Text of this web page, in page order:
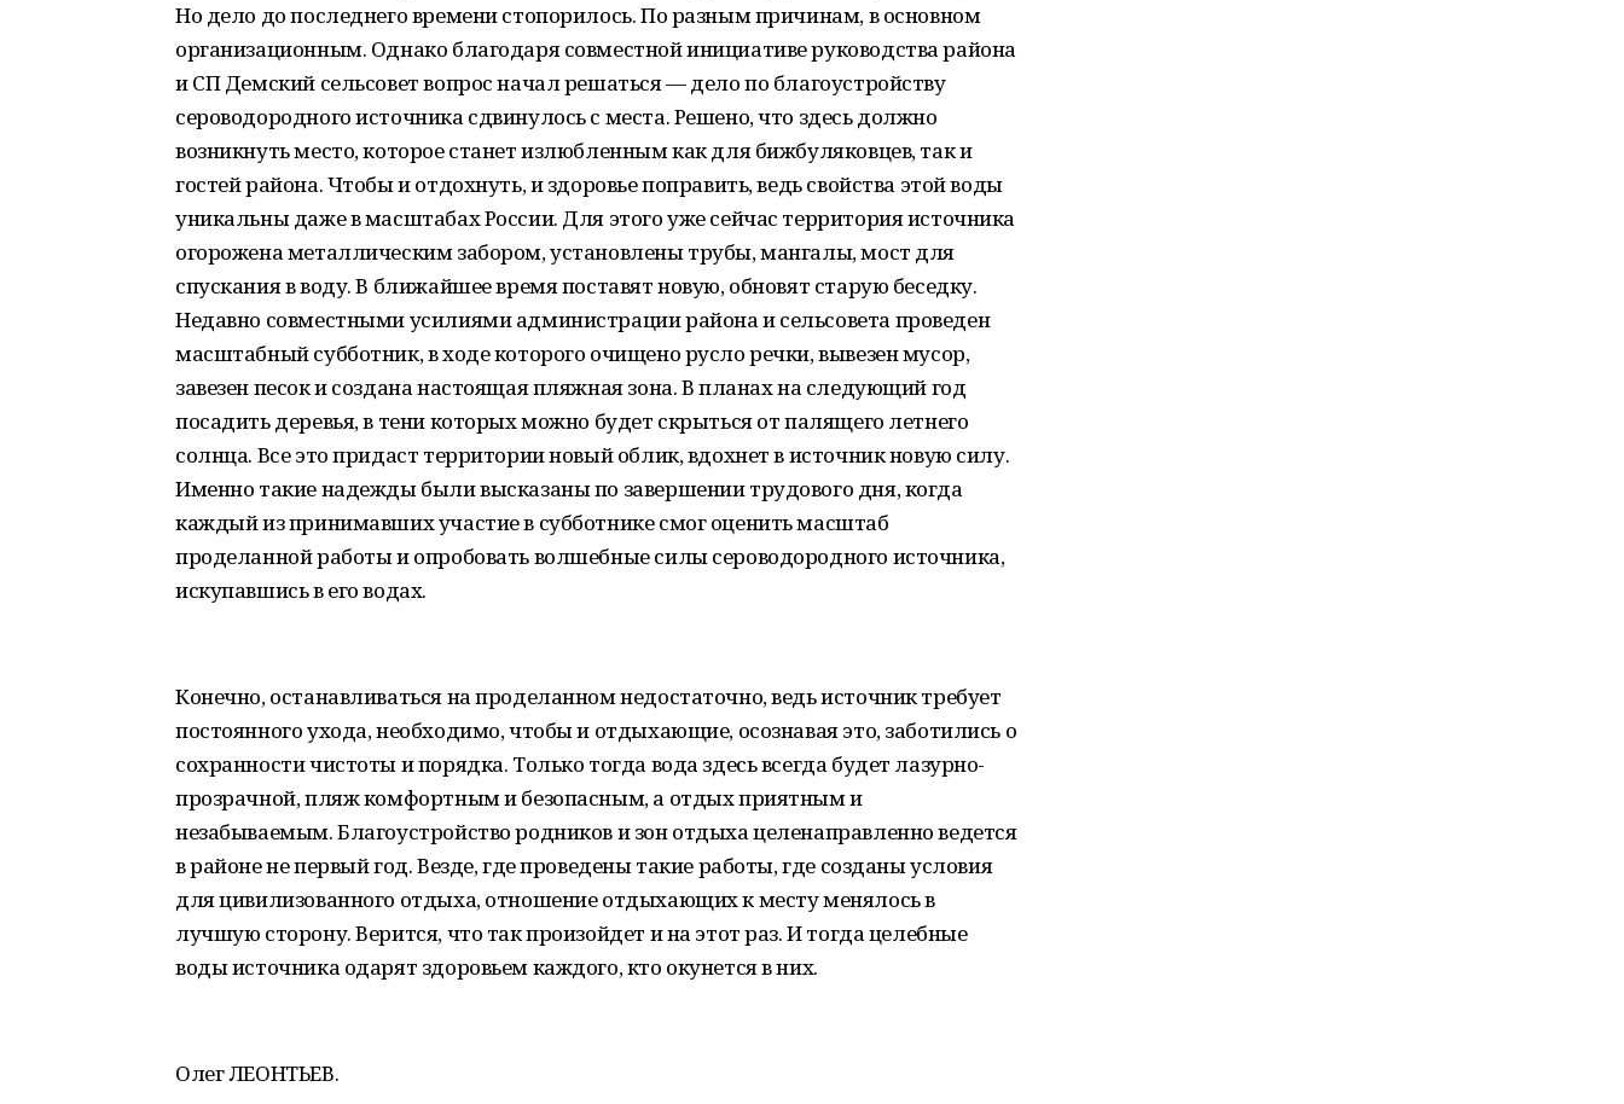
Но дело до последнего времени стопорилось. По разным причинам, в основном
организационным. Однако благодаря совместной инициативе руководства района
и СП Демский сельсовет вопрос начал решаться — дело по благоустройству
сероводородного источника сдвинулось с места. Решено, что здесь должно
возникнуть место, которое станет излюбленным как для бижбуляковцев, так и
гостей района. Чтобы и отдохнуть, и здоровье поправить, ведь свойства этой воды
уникальны даже в масштабах России. Для этого уже сейчас территория источника
огорожена металлическим забором, установлены трубы, мангалы, мост для
спускания в воду. В ближайшее время поставят новую, обновят старую беседку.
Недавно совместными усилиями администрации района и сельсовета проведен
масштабный субботник, в ходе которого очищено русло речки, вывезен мусор,
завезен песок и создана настоящая пляжная зона. В планах на следующий год
посадить деревья, в тени которых можно будет скрыться от палящего летнего
солнца. Все это придаст территории новый облик, вдохнет в источник новую силу.
Именно такие надежды были высказаны по завершении трудового дня, когда
каждый из принимавших участие в субботнике смог оценить масштаб
проделанной работы и опробовать волшебные силы сероводородного источника,
искупавшись в его водах.
Конечно, останавливаться на проделанном недостаточно, ведь источник требует
постоянного ухода, необходимо, чтобы и отдыхающие, осознавая это, заботились о
сохранности чистоты и порядка. Только тогда вода здесь всегда будет лазурно-
прозрачной, пляж комфортным и безопасным, а отдых приятным и
незабываемым. Благоустройство родников и зон отдыха целенаправленно ведется
в районе не первый год. Везде, где проведены такие работы, где созданы условия
для цивилизованного отдыха, отношение отдыхающих к месту менялось в
лучшую сторону. Верится, что так произойдет и на этот раз. И тогда целебные
воды источника одарят здоровьем каждого, кто окунется в них.
Олег ЛЕОНТЬЕВ.